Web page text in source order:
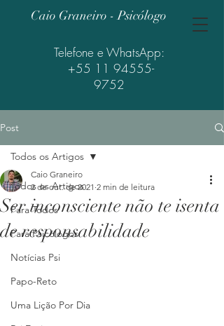
Caio Graneiro - Psicólogo
Telefone e WhatsApp:
+55 11 94555-
9752
Post
Todos os Artigos
Para Todos
Para Psicólogos
Notícias Psi
Papo-Reto
Uma Lição Por Dia
Todos os Artigos
Ser inconsciente não te isenta
de responsabilidade
Caio Graneiro
2 de out. de 2021 2 min de leitura